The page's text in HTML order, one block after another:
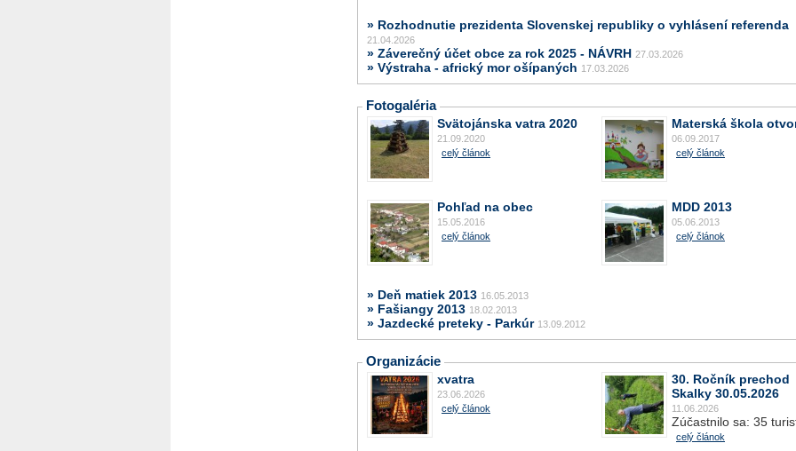
» Rozhodnutie prezidenta Slovenskej republiky o vyhlásení referenda
21.04.2026
» Záverečný účet obce za rok 2025 - NÁVRH 27.03.2026
» Výstraha - africký mor ošípaných 17.03.2026
Fotogaléria
Svätojánska vatra 2020
21.09.2020
celý článok
Materská škola
06.09.2017
celý článok
Pohľad na obec
15.05.2016
celý článok
MDD 2013
05.06.2013
celý článok
» Deň matiek 2013 16.05.2013
» Fašiangy 2013 18.02.2013
» Jazdecké preteky - Parkúr 13.09.2012
Organizácie
xvatra
23.06.2026
celý článok
30. Ročník prechod
Skalky 30.05.2026
11.06.2026
Zúčastnilo sa: 35
celý článok